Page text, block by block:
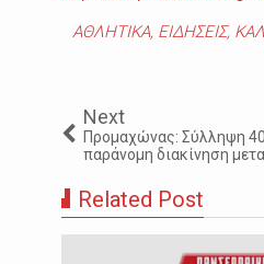
ΑΘΛΗΤΙΚΑ, ΕΙΔΗΣΕΙΣ,
Next
Προμαχώνας: Σύλληψη
παράνομη διακίνηση
Related Post